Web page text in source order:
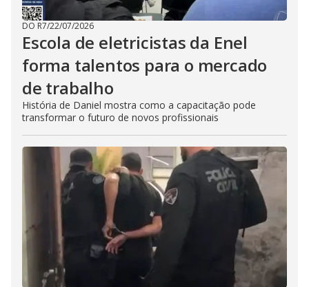
DO R7/22/07/2026
Escola de eletricistas da Enel
forma talentos para o mercado
de trabalho
História de Daniel mostra como a capacitação pode
transformar o futuro de novos profissionais